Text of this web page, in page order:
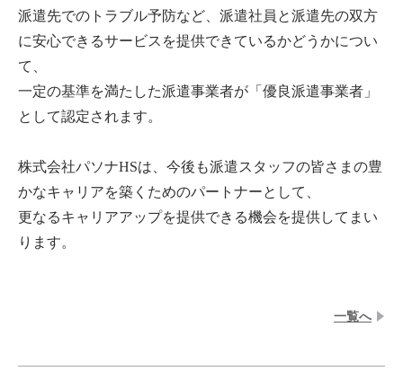
派遣先でのトラブル予防など、派遣社員と派遣先の双方
に安心できるサービスを提供できているかどうかについ
て、
一定の基準を満たした派遣事業者が「優良派遣事業者」
として認定されます。
株式会社パソナHSは、今後も派遣スタッフの皆さまの豊
かなキャリアを築くためのパートナーとして、
更なるキャリアアップを提供できる機会を提供してまい
ります。
⼀覧へ